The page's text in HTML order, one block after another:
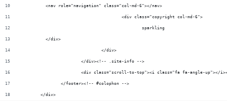
          <nav role="navigation" class="col-md-6"></nav>
					<div class="copyright col-md-6">
          </div>
				</div>
			</div><!-- .site-info -->
<div class="scroll-to-top"><i class="fa fa-angle-up"></
		</footer><!-- #colophon -->
	</div>